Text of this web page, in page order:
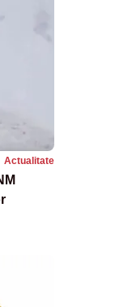
Actualitate